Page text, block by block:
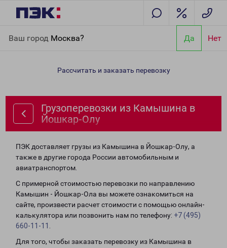
Ваш город Москва? Да Нет
Йошкар-Олу
Рассчитать и заказать перевозку
Грузоперевозки из Камышина в
Йошкар-Олу
ПЭК доставляет грузы из Камышина в Йошкар-Олу, а
также в другие города России автомобильным и
авиатранспортом.
С примерной стоимостью перевозки по направлению
Камышин - Йошкар-Ола вы можете ознакомиться на
сайте, произвести расчет стоимости с помощью онлайн-
калькулятора или позвонить нам по телефону: +7 (495)
660-11-11
Для того, чтобы заказать перевозку из Камышина в